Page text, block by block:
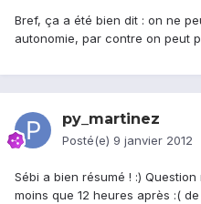
Bref, ça a été bien dit : on ne
autonomie, par contre on peut
py_martinez
Posté(e) 9 janvier 2012
Sébi a bien résumé ! :)
moins que 12 heures après :(